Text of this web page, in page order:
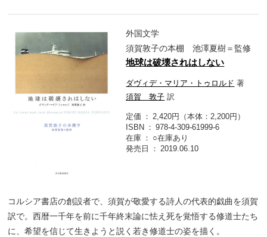
外国文学
須賀敦子の本棚 池澤夏樹＝監修
地球は破壊されはしない
ダヴィデ・マリア・トゥロルド 著
須賀 敦子 訳
定価
2,420円（本体：2,200円）
ISBN
978-4-309-61999-6
在庫
○在庫あり
発売日
2019.06.10
コルシア書店の創設者で、須賀が敬愛する詩人の代表的戯曲を須賀
訳で。西暦一千年を前に千年終末論に怯え死を覚悟する修道士たち
に、希望を信じて生きようと説く若き修道士の姿を描く。